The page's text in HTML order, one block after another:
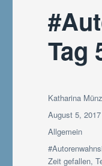
Tag
Autor
Katharina Münz
Veröffentlicht
am
August 5, 2017
Kategorien
Allgemein
Schlagwörter
Zeit gefallen,